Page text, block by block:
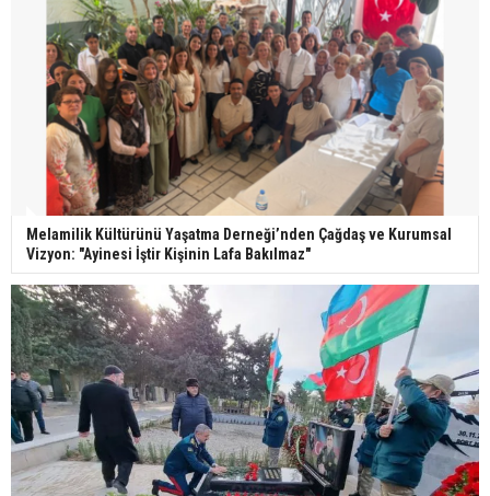
Melamilik Kültürünü Yaşatma Derneği’nden Çağdaş ve Kurumsal
Vizyon: "Ayinesi İştir Kişinin Lafa Bakılmaz"